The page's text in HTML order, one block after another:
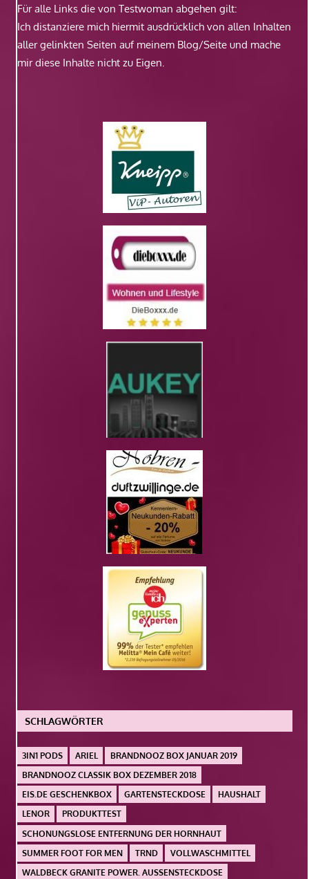
Für alle Links die von Testwoman abgehen gilt:
Ich distanziere mich hiermit ausdrücklich von allen Inhalten
aller gelinkten Seiten auf meinem Blog/Seite und mache
mir diese Inhalte nicht zu Eigen.
SCHLAGWÖRTER
3IN1 PODS ARIEL
BRANDNOOZ BOX JANUAR 2019
BRANDNOOZ CLASSIK BOX DEZEMBER 2018
EIS.DE GESCHENKBOX
GARTENSTECKDOSE
HAUSHALT
LENOR
PRODUKTTEST
SCHONUNGSLOSE ENTFERNUNG DER HORNHAUT
SUMMER FOOT FOR MEN
TRND
VOLLWASCHMITTEL
WALDBECK GRANITE POWER. AUSSENSTECKDOSE